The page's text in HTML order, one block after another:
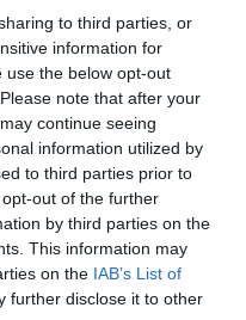
to third parties, or
information for
use the below opt-out
note that after your
continue seeing
information utilized by
to third parties prior to
out of the further
by third parties on the
This information may
on the IAB’s List of
further disclose it to other
de voyageurs intrigués
Une halte
cœur du Moyen-Orient.
a offert sa chaleur et
scènes. Avec ses liens
il est devenu
amateurs de Westerns.
indifférent.